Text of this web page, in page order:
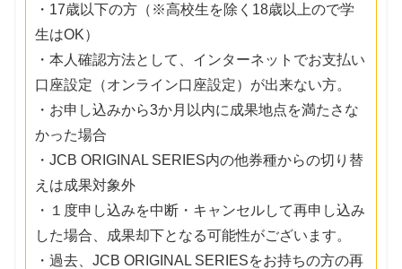
・17歳以下の方（※高校生を除く18歳以上ので学
生はOK）
・本人確認方法として、インターネットでお支払い
口座設定（オンライン口座設定）が出来ない方。
・お申し込みから3か月以内に成果地点を満たさな
かった場合
・JCB ORIGINAL SERIES内の他券種からの切り替
えは成果対象外
・１度申し込みを中断・キャンセルして再申し込み
した場合、成果却下となる可能性がございます。
・過去、JCB ORIGINAL SERIESをお持ちの方の再